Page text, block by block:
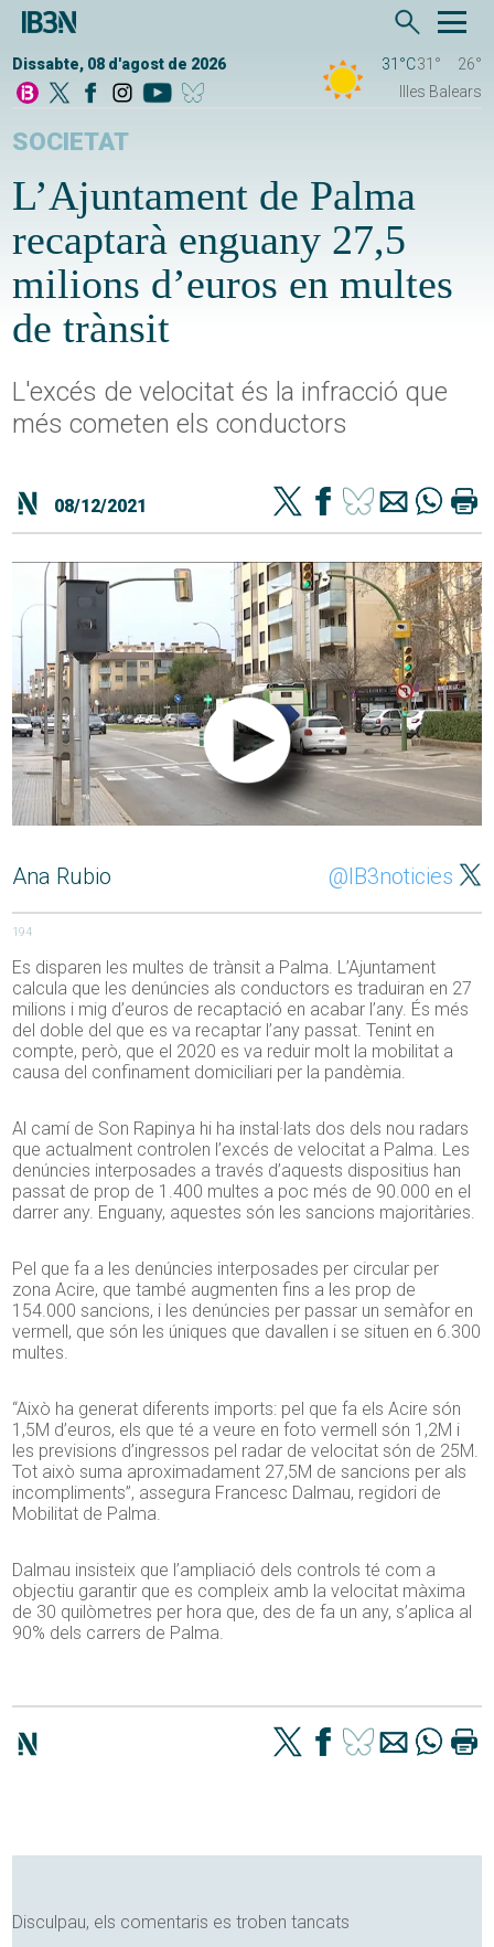
Dissabte, 08 d'agost de 2026 31°C31°
26°
Illes Balears
SOCIETAT
L’Ajuntament de Palma
recaptarà enguany 27,5
milions d’euros en multes
de trànsit
L'excés de velocitat és la infracció que
més cometen els conductors
08/12/2021
Ana Rubio @IB3noticies
194
Es disparen les multes de trànsit a Palma. L’Ajuntament
calcula que les denúncies als conductors es traduiran en 27
milions i mig d’euros de recaptació en acabar l’any. És més
del doble del que es va recaptar l’any passat. Tenint en
compte, però, que el 2020 es va reduir molt la mobilitat a
causa del confinament domiciliari per la pandèmia.
Al camí de Son Rapinya hi ha instal·lats dos dels nou radars
que actualment controlen l’excés de velocitat a Palma. Les
denúncies interposades a través d’aquests dispositius han
passat de prop de 1.400 multes a poc més de 90.000 en el
darrer any. Enguany, aquestes són les sancions majoritàries.
Pel que fa a les denúncies interposades per circular per
zona Acire, que també augmenten fins a les prop de
154.000 sancions, i les denúncies per passar un semàfor en
vermell, que són les úniques que davallen i se situen en 6.300
multes.
“Això ha generat diferents imports: pel que fa els Acire són
1,5M d’euros, els que té a veure en foto vermell són 1,2M i
les previsions d’ingressos pel radar de velocitat són de 25M.
Tot això suma aproximadament 27,5M de sancions per als
incompliments”, assegura Francesc Dalmau, regidori de
Mobilitat de Palma.
Dalmau insisteix que l’ampliació dels controls té com a
objectiu garantir que es compleix amb la velocitat màxima
de 30 quilòmetres per hora que, des de fa un any, s’aplica al
90% dels carrers de Palma.
Disculpau, els comentaris es troben tancats